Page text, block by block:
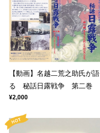
【動画】名越二荒之助氏が語
る 秘話日露戦争 第二巻
¥2,000